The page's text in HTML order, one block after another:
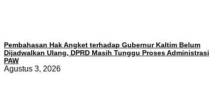
Pembahasan Hak Angket terhadap Gubernur Kaltim Belum
Dijadwalkan Ulang, DPRD Masih Tunggu Proses Administrasi
PAW
Agustus 3, 2026